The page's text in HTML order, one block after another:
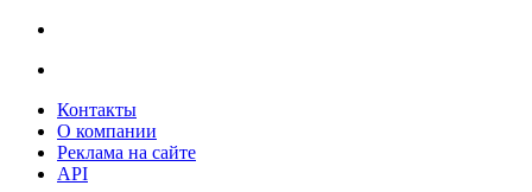
Контакты
О компании
Реклама на сайте
API